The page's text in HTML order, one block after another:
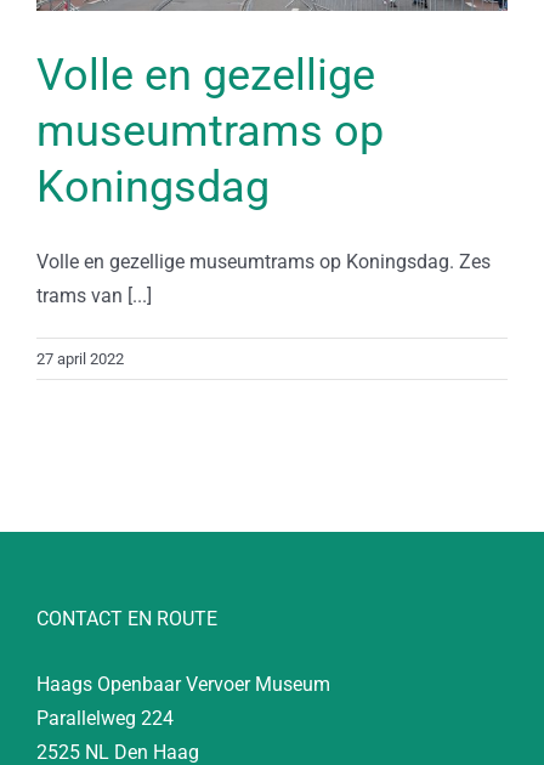
Volle en gezellige
museumtrams op
Koningsdag
Volle en gezellige museumtrams op Koningsdag. Zes
trams van [...]
27 april 2022
CONTACT EN ROUTE
Haags Openbaar Vervoer Museum
Parallelweg 224
2525 NL Den Haag